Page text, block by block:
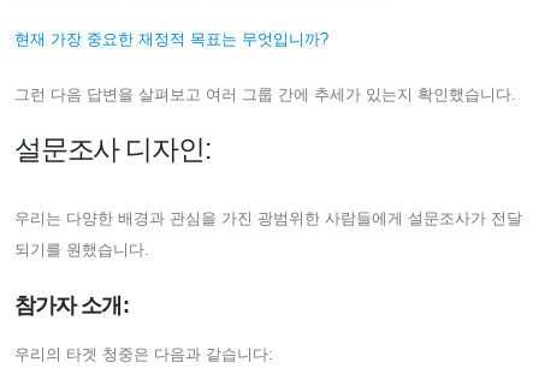
현재 가장 중요한 재정적 목표는 무엇입니까?
그런 다음 답변을 살펴보고 여러 그룹 간에 추세가 있는지 확인했습니다.
설문조사 디자인:
우리는 다양한 배경과 관심을 가진 광범위한 사람들에게 설문조사가 전달
되기를 원했습니다.
참가자 소개:
우리의 타겟 청중은 다음과 같습니다: